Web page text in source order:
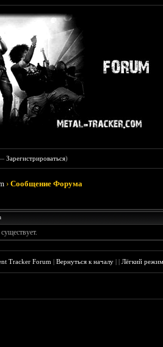
Зарегистрироваться)
›Сообщение Форума
Tracker Forum |Вернуться к началу ||Лёгкий